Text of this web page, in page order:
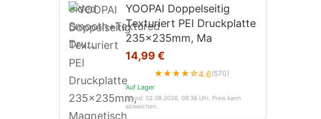
YOOPAI Doppelseitig
Texturiert PEI Druckplatte
235x235mm, Ma
14,99 €
★★★★☆4.6(570)
Auf Lager
Stand: 02.08.2026, 09:36 Uhr. Preis kann
abweichen.